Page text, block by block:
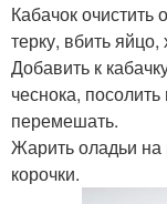
Кабачок очистить
терку, вбить
Добавить к
чеснока,
перемешать.
Жарить оладьи на
корочки.